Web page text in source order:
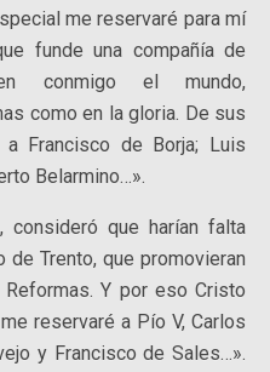
me reservaré para mí
funde una compañía de
conmigo el mundo,
como en la gloria. De sus
Francisco de Borja; Luis
Belarmino…».
que harían falta
Trento, que promovieran
Y por eso Cristo
reservaré a Pío V, Carlos
y Francisco de Sales…».